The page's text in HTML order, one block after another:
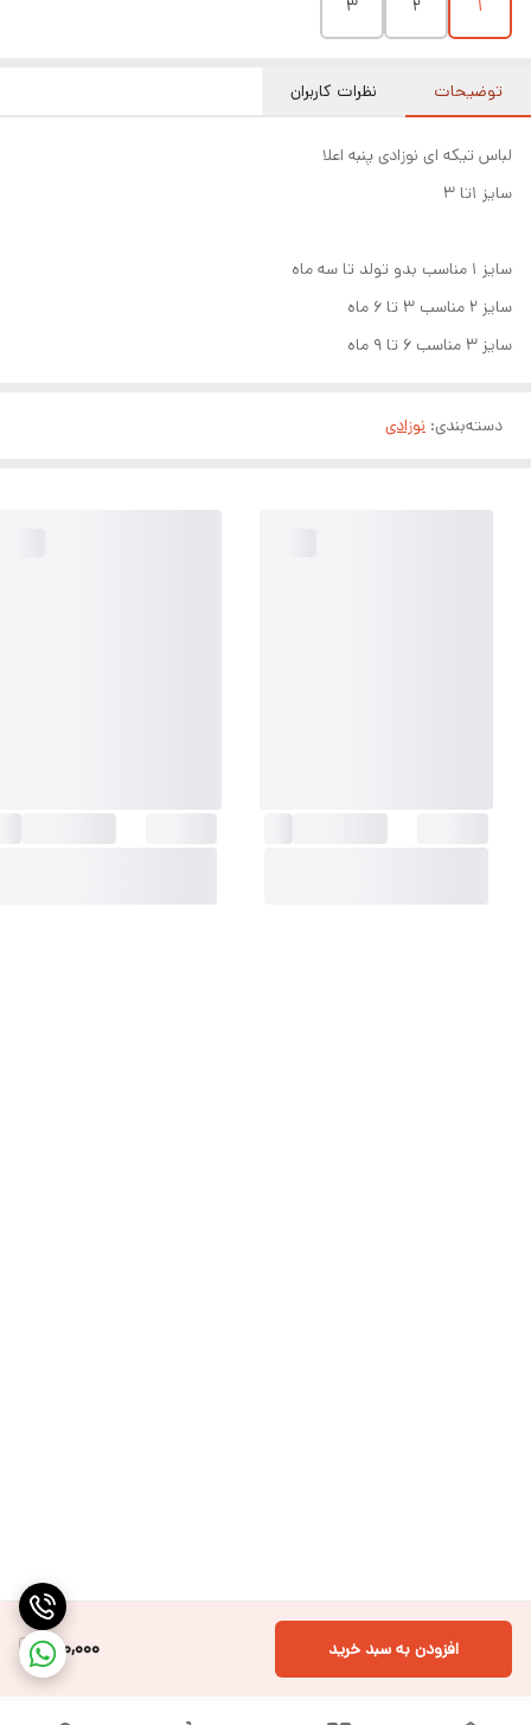
۱ ۲ ۳
150,000 افزودن به سبد خرید
توضیحات نظرات کاربران
لباس تیکه ای نوزادی پنبه اعلا
سایز ۱تا ۳
سایز ۱ مناسب بدو تولد تا سه ماه
سایز ۲ مناسب ۳ تا ۶ ماه
سایز ۳ مناسب ۶ تا ۹ ماه
دسته‌بندی: نوزادی